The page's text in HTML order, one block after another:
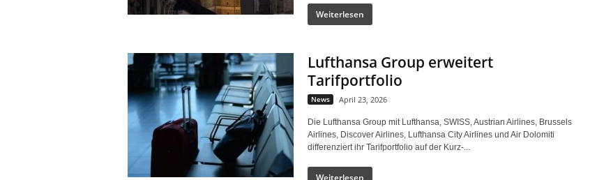
Weiterlesen
Lufthansa Group erweitert
Tarifportfolio
News April 23, 2026
Die Lufthansa Group mit Lufthansa, SWISS, Austrian Airlines, Brussels
Airlines, Discover Airlines, Lufthansa City Airlines und Air Dolomiti
differenziert ihr Tarifportfolio auf der Kurz-...
Weiterlesen